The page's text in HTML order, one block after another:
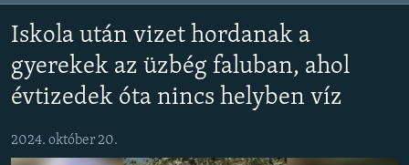
tartalomjegyzékre
Ugrás
VIDEÓK
ELEMZŐ
SZABADON
Iskola után vizet hordanak a
gyerekek az üzbég faluban, ahol
évtizedek óta nincs helyben víz
2024. október 20.